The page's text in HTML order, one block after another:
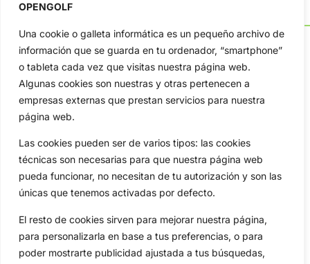
OPENGOLF
Una cookie o galleta informática es un pequeño archivo de
información que se guarda en tu ordenador, “smartphone”
o tableta cada vez que visitas nuestra página web.
Algunas cookies son nuestras y otras pertenecen a
empresas externas que prestan servicios para nuestra
página web.
Las cookies pueden ser de varios tipos: las cookies
técnicas son necesarias para que nuestra página web
pueda funcionar, no necesitan de tu autorización y son las
únicas que tenemos activadas por defecto.
El resto de cookies sirven para mejorar nuestra página,
para personalizarla en base a tus preferencias, o para
poder mostrarte publicidad ajustada a tus búsquedas,
OpenGolf ofrece toda la actualidad, información del golf
profesional y amateur, resultados en directo, vídeos, noticias,
Jon Rahm, LIV Golf, PGA Tour, Ryder Cup, DP World Tour, LPGA
Categorias
Inicio
Actualidad
Circuitos
Especiales
Jon Rahm
Ryder Cup
Vídeos
De Interés